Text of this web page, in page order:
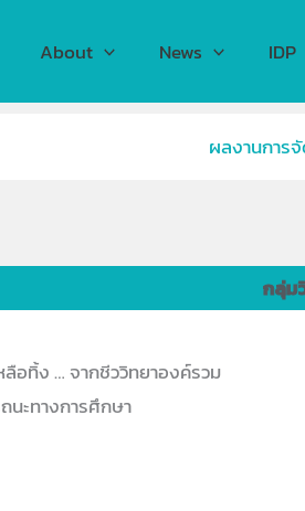
About News IDP
ผลงานการ
กลุ่ม
ลือทิ้ง … จากชีววิทยาองค์รวม
นะทางการศึกษา